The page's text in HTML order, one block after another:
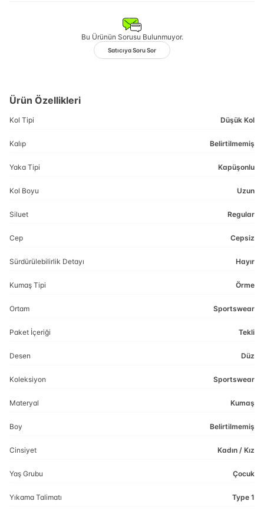
Bu Ürünün Sorusu Bulunmuyor.
Satıcıya Soru Sor
Ürün Özellikleri
Kol Tipi Düşük Kol
Kalıp Belirtilmemiş
Yaka Tipi Kapüşonlu
Kol Boyu Uzun
Siluet Regular
Cep Cepsiz
Sürdürülebilirlik Detayı Hayır
Kumaş Tipi Örme
Ortam Sportswear
Paket İçeriği Tekli
Desen Düz
Koleksiyon Sportswear
Materyal Kumaş
Boy Belirtilmemiş
Cinsiyet Kadın / Kız
Yaş Grubu Çocuk
Yıkama Talimatı Type 1